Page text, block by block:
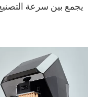
يجمع بين سرعة